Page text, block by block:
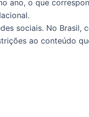
ano, o que
sociais. No Brasil,
ao conteúdo